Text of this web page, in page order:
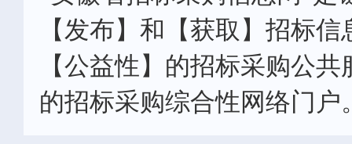
【发布】和【获取】招标
【公益性】的招标采购公
的招标采购综合性网络门户